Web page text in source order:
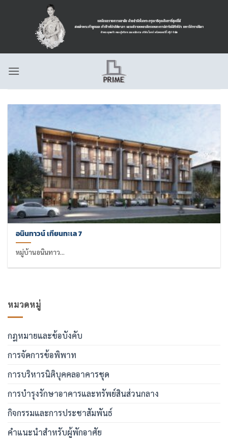
อนินทาวน์ เทียนทะเล 7
หมู่บ้านอนินทาว...
หมวดหมู่
กฎหมายและข้อบังคับ
การจัดการข้อพิพาท
การบริหารนิติบุคคลอาคารชุด
การบำรุงรักษาอาคารและทรัพย์สินส่วนกลาง
กิจกรรมและการประชาสัมพันธ์
คำแนะนำสำหรับผู้พักอาศัย